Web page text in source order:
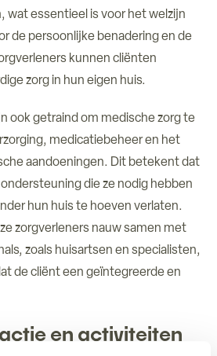
wat essentieel is voor het welzijn
de persoonlijke benadering en de
kunnen cliënten
zorg in hun eigen huis.
ook getraind om medische zorg te
medicatiebeheer en het
aandoeningen. Dit betekent dat
die ze nodig hebben
hun huis te hoeven verlaten.
zorgverleners nauw samen met
zoals huisartsen en specialisten,
de cliënt een geïntegreerde en
en activiteiten